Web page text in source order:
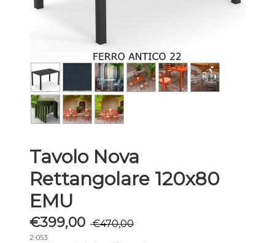
Tavolo Nova
Rettangolare 120x80
EMU
€399,00 €470,00
2-053